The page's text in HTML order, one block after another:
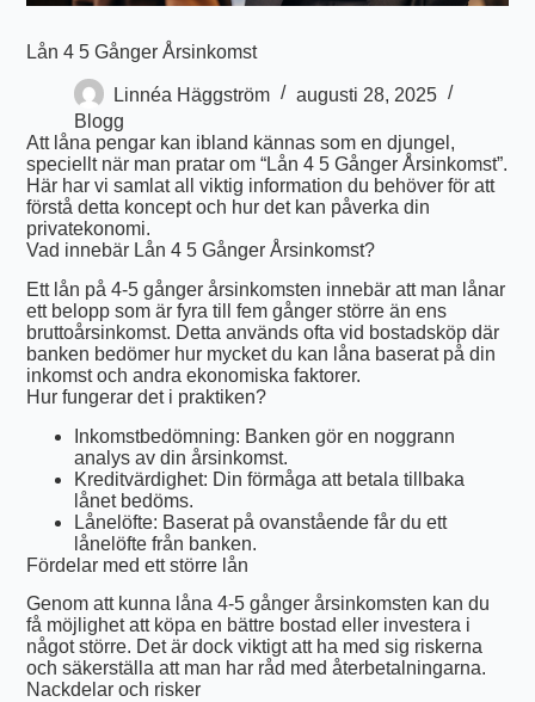
Lån 4 5 Gånger Årsinkomst
Linnéa Häggström
augusti 28, 2025
Blogg
Att låna pengar kan ibland kännas som en djungel,
speciellt när man pratar om “Lån 4 5 Gånger Årsinkomst”.
Här har vi samlat all viktig information du behöver för att
förstå detta koncept och hur det kan påverka din
privatekonomi.
Vad innebär Lån 4 5 Gånger Årsinkomst?
Ett lån på 4-5 gånger årsinkomsten innebär att man lånar
ett belopp som är fyra till fem gånger större än ens
bruttoårsinkomst. Detta används ofta vid bostadsköp där
banken bedömer hur mycket du kan låna baserat på din
inkomst och andra ekonomiska faktorer.
Hur fungerar det i praktiken?
Inkomstbedömning: Banken gör en noggrann
analys av din årsinkomst.
Kreditvärdighet: Din förmåga att betala tillbaka
lånet bedöms.
Lånelöfte: Baserat på ovanstående får du ett
lånelöfte från banken.
Fördelar med ett större lån
Genom att kunna låna 4-5 gånger årsinkomsten kan du
få möjlighet att köpa en bättre bostad eller investera i
något större. Det är dock viktigt att ha med sig riskerna
och säkerställa att man har råd med återbetalningarna.
Nackdelar och risker